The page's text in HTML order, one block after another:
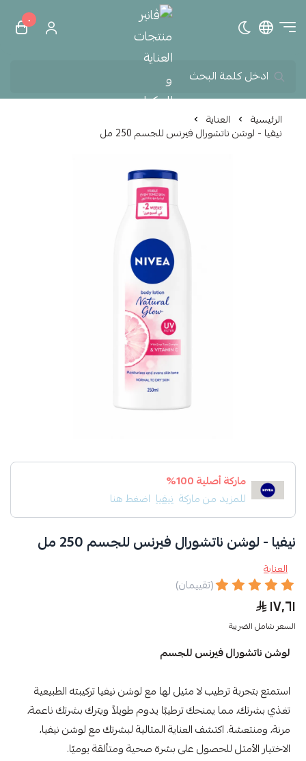
تبديل الوضع الداكنڤانير منتجات العناية و
٠
الرئيسية العناية
نيفيا - لوشن ناتشورال فيرنس للجسم 250 مل
ماركة أصلية 100%
للمزيد من ماركة نيفيا اضغط هنا
نيفيا - لوشن ناتشورال فيرنس للجسم 250 مل
العناية
(تقييمان)
١٧٫٦١
السعر شامل الضريبة
لوشن ناتشورال فيرنس للجسم
استمتع بتجربة ترطيب لا مثيل لها مع لوشن نيفيا تركيبته الطبيعية
تغذي بشرتك، مما يمنحك ترطيبًا يدوم طويلاً ويترك بشرتك ناعمة،
مرنة، ومنتعشة. اكتشف العناية المثالية لبشرتك مع لوشن نيفيا،
الاختيار الأمثل للحصول على بشرة صحية ومتألقة يوميًا.